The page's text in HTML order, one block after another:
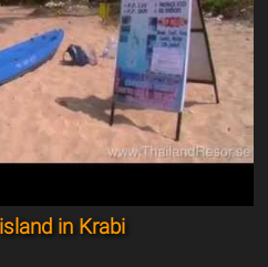
in Krabi